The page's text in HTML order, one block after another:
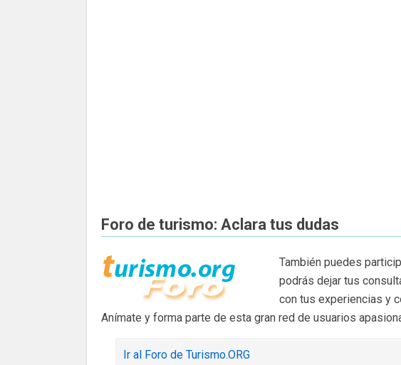
Foro de turismo: Aclara tus dudas
También puedes
podrás dejar tus
con tus experiencias y
Anímate y forma parte de esta gran red de usuarios
Ir al Foro de Turismo.ORG